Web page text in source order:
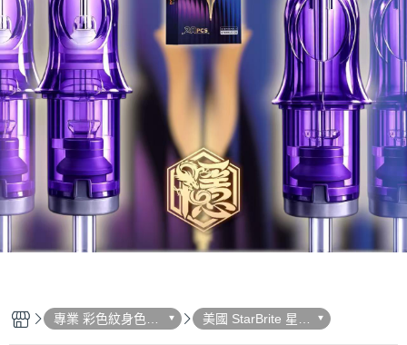
專業 彩色紋身色料
選單列表
美國 StarBrite 星光
- 彩色系列